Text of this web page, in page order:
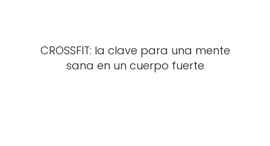
CROSSFIT: la clave para una mente
sana en un cuerpo fuerte